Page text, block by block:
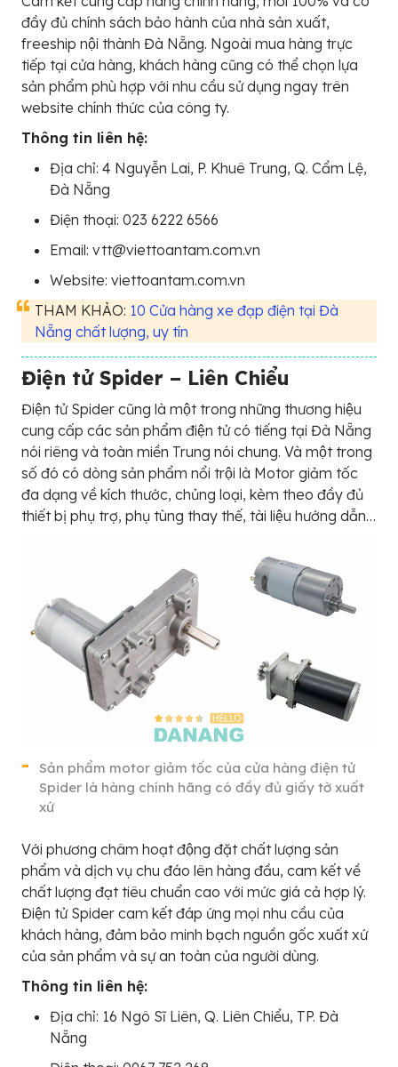
đầy đủ chính sách bảo hành của nhà sản xuất,
freeship nội thành Đà Nẵng. Ngoài mua hàng trực
tiếp tại cửa hàng, khách hàng cũng có thể chọn lựa
sản phẩm phù hợp với nhu cầu sử dụng ngay trên
website chính thức của công ty.
Thông tin liên hệ:
Địa chỉ: 4 Nguyễn Lai, P. Khuê Trung, Q. Cẩm Lệ,
Đà Nẵng
Điện thoại: 023 6222 6566
Email: vtt@viettoantam.com.vn
Website: viettoantam.com.vn
THAM KHẢO: 10 Cửa hàng xe đạp điện tại Đà
Nẵng chất lượng, uy tín
Điện tử Spider – Liên Chiểu
Điện tử Spider cũng là một trong những thương hiệu
cung cấp các sản phẩm điện tử có tiếng tại Đà Nẵng
nói riêng và toàn miền Trung nói chung. Và một trong
số đó có dòng sản phẩm nổi trội là Motor giảm tốc
đa dạng về kích thước, chủng loại, kèm theo đầy đủ
thiết bị phụ trợ, phụ tùng thay thế, tài liệu hướng dẫn…
Sản phẩm motor giảm tốc của cửa hàng điện tử
Spider là hàng chính hãng có đầy đủ giấy tờ xuất
xứ
Với phương châm hoạt động đặt chất lượng sản
phẩm và dịch vụ chu đáo lên hàng đầu, cam kết về
chất lượng đạt tiêu chuẩn cao với mức giá cả hợp lý.
Điện tử Spider cam kết đáp ứng mọi nhu cầu của
khách hàng, đảm bảo minh bạch nguồn gốc xuất xứ
của sản phẩm và sự an toàn của người dùng.
Thông tin liên hệ:
Địa chỉ: 16 Ngô Sĩ Liên, Q. Liên Chiểu, TP. Đà
Nẵng